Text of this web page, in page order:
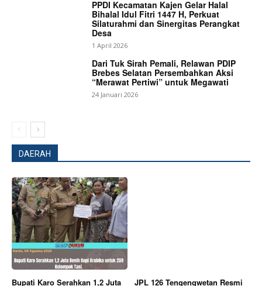
PPDI Kecamatan Kajen Gelar Halal
Bihalal Idul Fitri 1447 H, Perkuat
Silaturahmi dan Sinergitas Perangkat
Desa
1 April 2026
Dari Tuk Sirah Pemali, Relawan PDIP
Brebes Selatan Persembahkan Aksi
“Merawat Pertiwi” untuk Megawati
24 Januari 2026
DAERAH
Bupati Karo Serahkan 1,2 Juta JPL 126 Tengengwetan Resmi